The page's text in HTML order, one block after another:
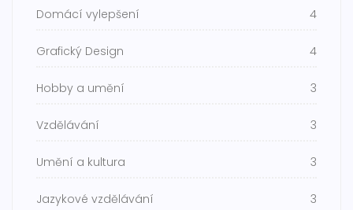
Domácí vylepšení 4
Grafický Design 4
Hobby a umění 3
Vzdělávání 3
Umění a kultura 3
Jazykové vzdělávání 3